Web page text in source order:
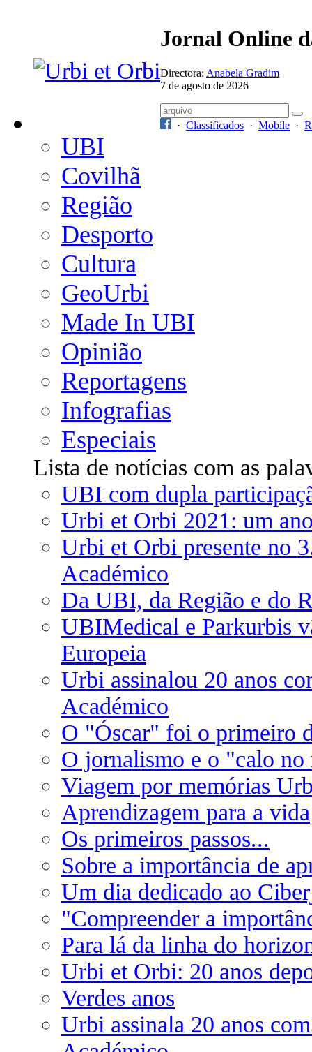
Jornal Online
Directora: Anabela Gradim
7 de agosto de 2026
· Classificados · Mobile ·
UBI
Covilhã
Região
Desporto
Cultura
GeoUrbi
Made In UBI
Opinião
Reportagens
Infografias
Especiais
Lista de notícias com as
UBI com dupla
Urbi et Orbi 2021: um
Urbi et Orbi presente no
Académico
Da UBI, da Região e do
UBIMedical e Parkurbis
Europeia
Urbi assinalou 20 anos
Académico
O "Óscar" foi o primeiro
O jornalismo e o "calo no
Viagem por memórias
Aprendizagem para a vida
Os primeiros passos...
Sobre a importância de
Um dia dedicado ao
"Compreender a
Para lá da linha do
Urbi et Orbi: 20 anos
Verdes anos
Urbi assinala 20 anos